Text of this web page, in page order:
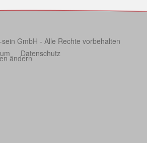
GmbH - Alle Rechte vorbehalten
Datenschutz
ändern